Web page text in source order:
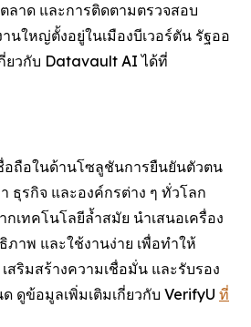
ลาด และการติดตามตรวจสอบ
ใหญ่ตั้งอยู่ในเมืองบีเวอร์ตัน รัฐออ
ยวกับ Datavault AI ได้ที่
อถือในด้านโซลูชันการยืนยันตัวตน
ธุรกิจ และองค์กรต่าง ๆ ทั่วโลก
เทคโนโลยีล้ำสมัย นำเสนอเครื่อง
าพ และใช้งานง่าย เพื่อทำให้
สริมสร้างความเชื่อมั่น และรับรอง
ดูข้อมูลเพิ่มเติมเกี่ยวกับ VerifyU ที่